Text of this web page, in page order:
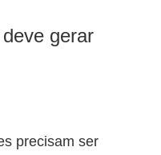
gerar
precisam ser